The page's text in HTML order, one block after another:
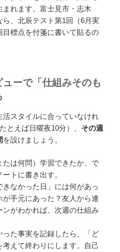
れます。富士見市・志木
、北辰テスト第1回（6月実
標点を付箋に書いて貼るの
ーで「仕組みそのも
活スタイルに合っていなけれ
とえば日曜夜10分）、 その週
を設けましょう。
たは何問）学習できたか、で
トに書き出す。
きなかった日」には何があっ
手元にあった？友人から連
がわかれば、次週の仕組み
った事実を記録したら、「ど
えて終わりにします。自己